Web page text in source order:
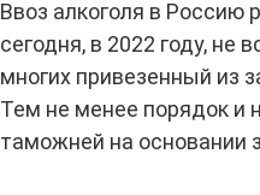
Ввоз алкоголя в
сегодня, в 2022 году,
многих привезенный из
Тем не менее порядок и
таможней на основании